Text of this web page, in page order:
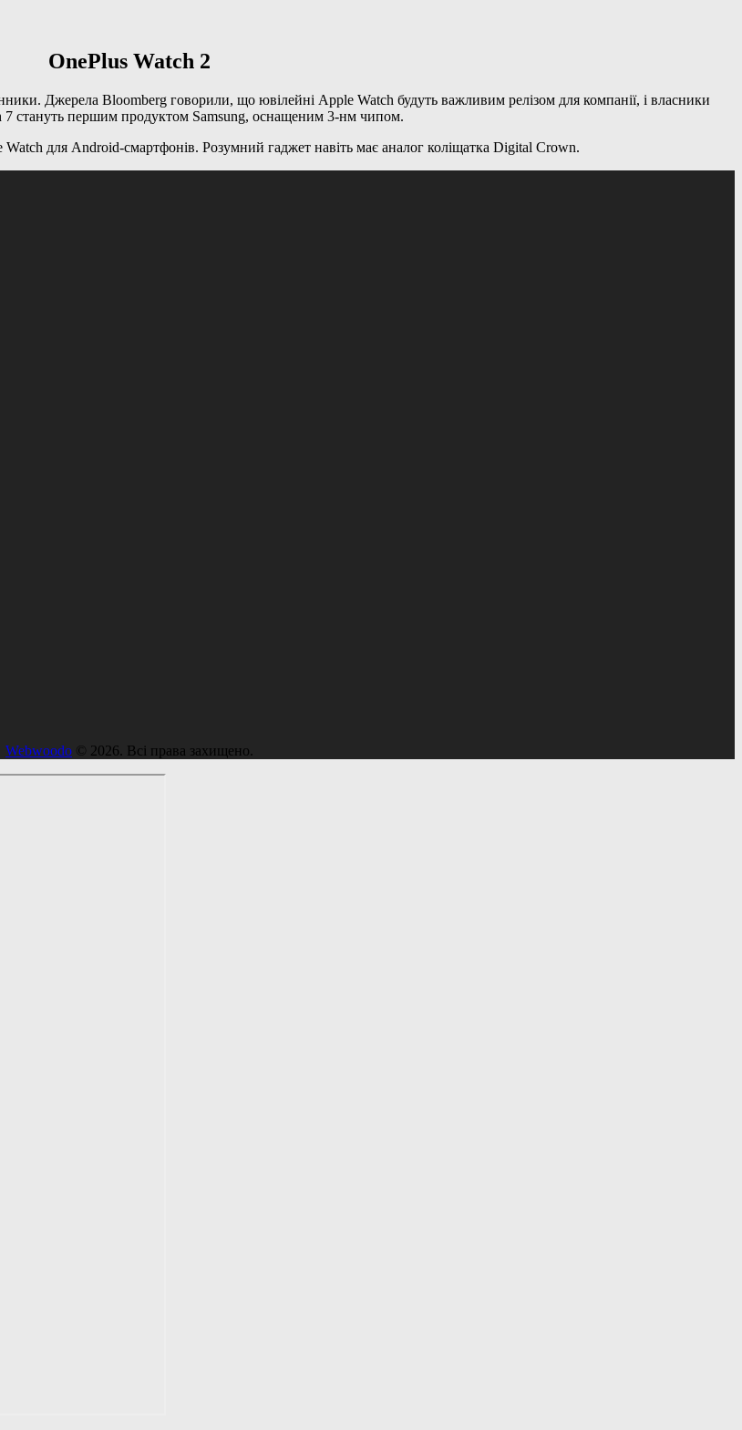
OnePlus Watch 2
Джерела Bloomberg говорили, що ювілейні Apple Watch будуть важливим релізом для компанії, і власники
7 стануть першим продуктом Samsung, оснащеним 3-нм чипом.
для Android-смартфонів. Розумний гаджет навіть має аналог коліщатка Digital Crown.
Webwoodo © 2026. Всі права захищено.